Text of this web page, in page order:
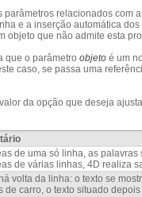
relacionados
e a inserção automática
objeto que não admite esta
que o parâmetro objeto é um
caso, se passa uma
da opção que deseja
de uma só linha, as
de várias linhas, 4D realiza
volta da linha: o texto se
de carro, o texto situado